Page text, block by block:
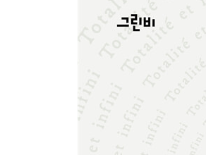
삶으로서의 분리와 향유
자아의 신체성
에고이즘의 근본성
7강. 2부 B “향유와 재현” 읽
표상적 사유와 근대적 주체
레비나스에게 표상적/재현
일상적인 것을 회복하기